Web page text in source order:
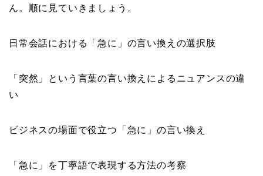
ん。順に見ていきましょう。
日常会話における「急に」の言い換えの選択肢
「突然」という言葉の言い換えによるニュアンスの違
い
ビジネスの場面で役立つ「急に」の言い換え
「急に」を丁寧語で表現する方法の考察